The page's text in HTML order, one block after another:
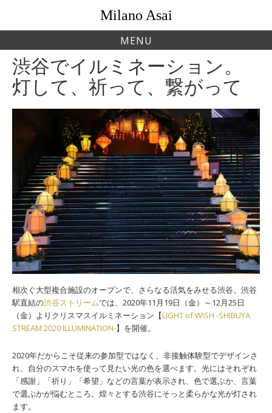
content
Milano Asai
MENU
渋谷でイルミネーション。
灯して、祈って、繋がって
相次ぐ大型複合施設のオープンで、さらなる活気をみせる渋谷。渋谷
駅直結の渋谷ストリームでは、2020年11月19日（金）～12月25日
（金）よりクリスマスイルミネーション【LIGHT of WISH -SHIBUYA
STREAM 2020 ILLUMINATION-】を開催。
2020年だからこそ従来の参加型ではなく、非接触体験型でデザインさ
れ、自分のスマホを使って見たい光の色を選べます。光にはそれぞれ
「感謝」「祈り」「希望」などの言葉が表示され、色で選ぶか、言葉
で選ぶかが悩むところ。煌々とする渋谷にそっと柔らかな光が灯され
ます。